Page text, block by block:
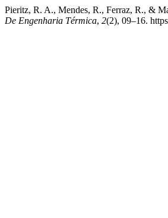
Pieritz, R. A., Mendes, R., Ferraz, R., &
De Engenharia Térmica, 2(2), 09–16.